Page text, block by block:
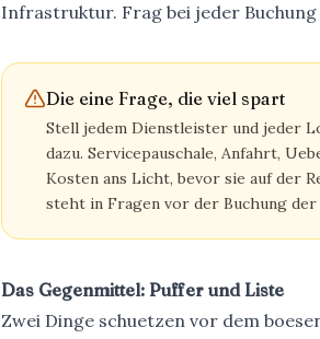
Infrastruktur. Frag bei jeder
Die eine Frage, die viel spart
Stell jedem Dienstleister und jeder
dazu. Servicepauschale, Anfahrt,
Kosten ans Licht, bevor sie auf der
steht in Fragen vor der Buchung
Das Gegenmittel: Puffer und Liste
Zwei Dinge schuetzen vor dem